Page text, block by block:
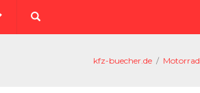
kfz-buecher.de / Motorrad